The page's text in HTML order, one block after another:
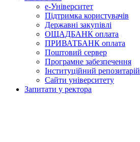
е-Університет
Підтримка користувачів
Державні закупівлі
ОЩАДБАНК оплата
ПРИВАТБАНК оплата
Поштовий сервер
Програмне забезпечення
Інституційний репозитарій
Сайти університету
Запитати у ректора